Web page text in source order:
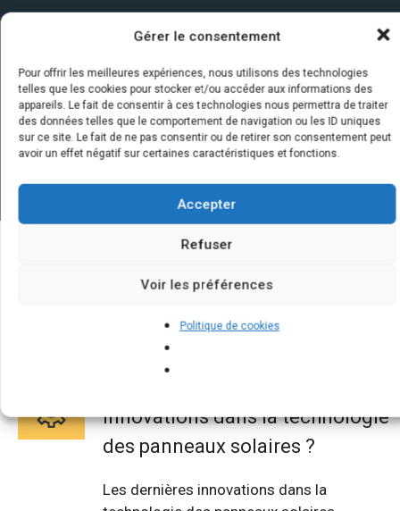
Gérer le consentement
Pour offrir les meilleures expériences, nous utilisons des technologies
telles que les cookies pour stocker et/ou accéder aux informations des
appareils. Le fait de consentir à ces technologies nous permettra de traiter
des données telles que le comportement de navigation ou les ID uniques
sur ce site. Le fait de ne pas consentir ou de retirer son consentement peut
avoir un effet négatif sur certaines caractéristiques et fonctions.
Accepter
Refuser
Voir les préférences
Politique de cookies
Quelques infos sur nos centrales
solaires : questions et réponses
innovations dans la technologie
des panneaux solaires ?
Les dernières innovations dans la